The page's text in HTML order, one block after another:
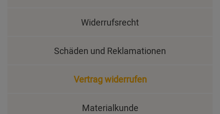
Widerrufsrecht
Schäden und Reklamationen
Vertrag widerrufen
Materialkunde